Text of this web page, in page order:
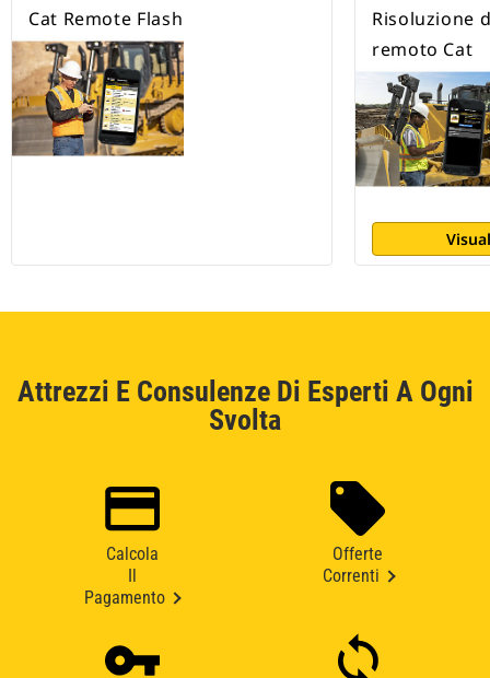
Cat Remote Flash
Risoluzione
remoto Cat
Attrezzi E Consulenze Di Esperti A Ogni
Svolta
Calcola
Pagamento
Offerte
Correnti